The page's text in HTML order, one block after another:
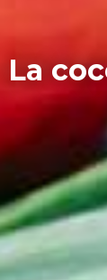
La